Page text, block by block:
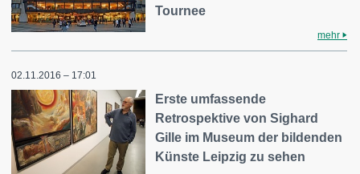
Tournee
mehr
02.11.2016 – 17:01
Erste umfassende
Retrospektive von Sighard
Gille im Museum der bildenden
Künste Leipzig zu sehen